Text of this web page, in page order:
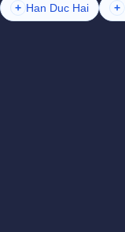
+ Han Duc Hai +